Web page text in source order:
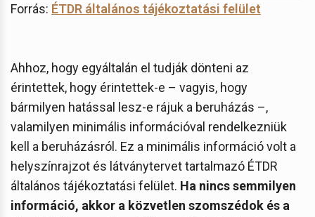
Forrás: ÉTDR általános tájékoztatási felület
Ahhoz, hogy egyáltalán el tudják dönteni az
érintettek, hogy érintettek-e – vagyis, hogy
bármilyen hatással lesz-e rájuk a beruházás –,
valamilyen minimális információval rendelkezniük
kell a beruházásról. Ez a minimális információ volt a
helyszínrajzot és látványtervet tartalmazó ÉTDR
általános tájékoztatási felület. Ha nincs semmilyen
információ, akkor a közvetlen szomszédok és a